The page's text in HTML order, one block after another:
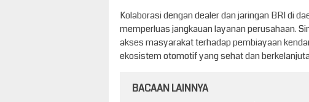
Kolaborasi dengan dealer dan jaringan BRI di
memperluas jangkauan layanan perusahaan.
akses masyarakat terhadap pembiayaan
ekosistem otomotif yang sehat dan
BACAAN LAINNYA